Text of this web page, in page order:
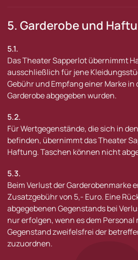
5. Garderobe und
5.1.
Das Theater Sapperlot übernimmt
ausschließlich für jene
Gebühr und Empfang einer Marke
Garderobe abgegeben wurden.
5.2.
Für Wertgegenstände, die sich in
befinden, übernimmt das Theater
Haftung. Taschen können nicht
5.3.
Beim Verlust der Garderobenmarke
Zusatzgebühr von 5,- Euro. Eine
abgegebenen Gegenstands bei
nur erfolgen, wenn es dem Personal
Gegenstand zweifelsfrei der
zuzuordnen.